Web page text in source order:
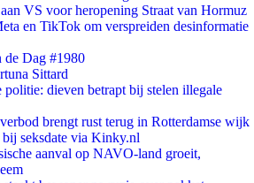
VS voor heropening Straat van Hormuz
en TikTok om verspreiden desinformatie
de Dag #1980
Sittard
politie: dieven betrapt bij stelen illegale
brengt rust terug in Rotterdamse wijk
seksdate via Kinky.nl
aanval op NAVO-land groeit,